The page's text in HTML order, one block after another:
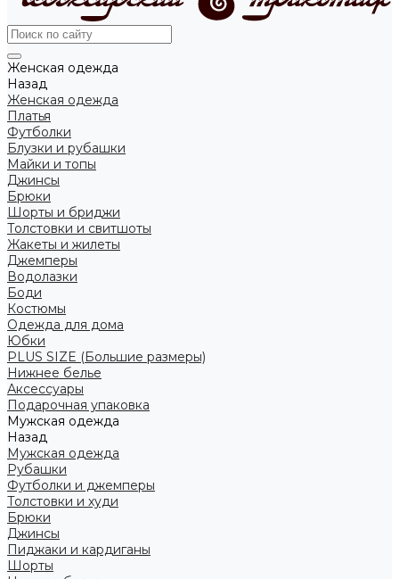
Женская одежда
Назад
Женская одежда
Платья
Футболки
Блузки и рубашки
Майки и топы
Джинсы
Брюки
Шорты и бриджи
Толстовки и свитшоты
Жакеты и жилеты
Джемперы
Водолазки
Боди
Костюмы
Одежда для дома
Юбки
PLUS SIZE (Большие размеры)
Нижнее белье
Аксессуары
Подарочная упаковка
Мужская одежда
Назад
Мужская одежда
Рубашки
Футболки и джемперы
Толстовки и худи
Брюки
Джинсы
Пиджаки и кардиганы
Шорты